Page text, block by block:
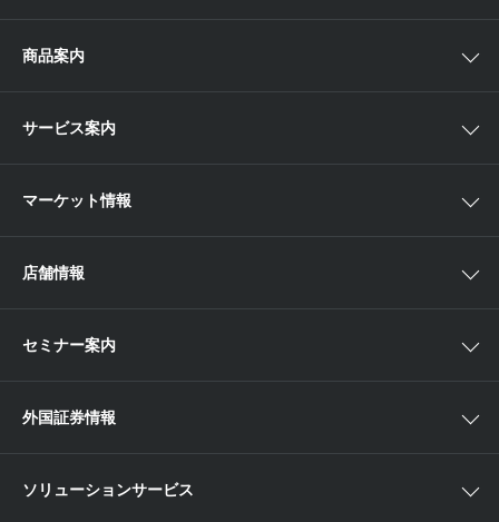
αポート
商品案内
欧米株
ETF・ETN・REIT
ラップサービス
新商品情報
サービス案内
取引ツール
各種お手続き
便利なサービス
当社サービスのご利用にあたって
マーケット情報
店舗情報
近畿
セミナー案内
外国証券情報
ソリューションサービス